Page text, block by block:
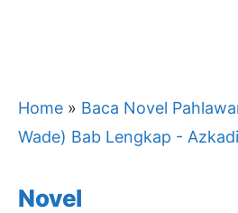
Home » Baca Novel
Wade) Bab Lengkap -
Novel